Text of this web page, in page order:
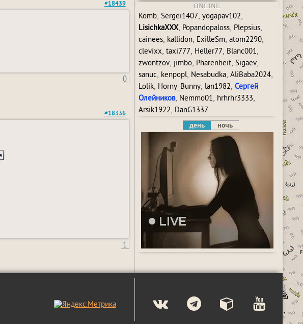
#18439
0
#18336
1
ONLINE
Komb, Sergei1407, yogapav102,
LisichkaXXX, Popandopaloss, Plepsius,
cainees, kallidon, ExilleSm, atom2290,
clevixx, taxi777, Heller77, Blanc001,
zwontzov, jimbo, Pharenheit, Sigaev,
sanuc, kenpopl, Nesabudka, AliBaba2024,
Lolik, Horny_Bunny, lan1982, Сергей
Олейников, Nemmo01, hrhrhr3333,
Arsik1922, DanG1337
день ночь